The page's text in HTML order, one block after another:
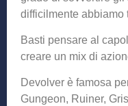
difficilmente abbiamo
Basti pensare al
creare un mix di
Devolver è famosa
Gungeon, Ruiner,